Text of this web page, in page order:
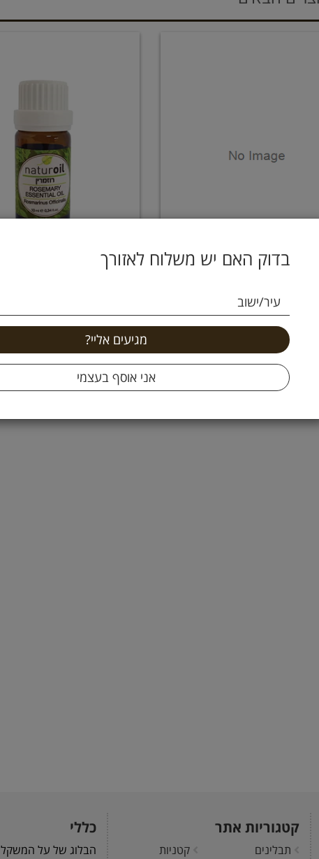
בדוק האם יש משלוח לאזורך
עיר/ישוב
אתרי רוזמרין עומר הגליל
21.9 ₪
הוספה לסל +
25.9 ₪
הוספה לסל +
קטגוריות אתר
תבלינים
קטניות
כללי
הבלוג של על המשקל